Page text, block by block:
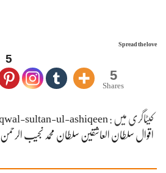
Spread the love
5
5
Shares
کیٹاگری میں :
اقوال سلطان العاشقین سلطان محمد نجیب الرحمن